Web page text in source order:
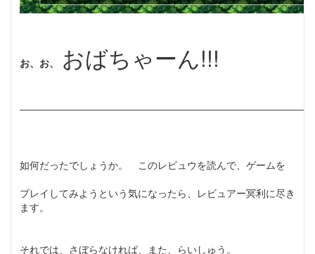
お、お、 おばちゃーん!!!
――――――――――――――――――――――――――――――
如何だったでしょうか。 このレビュウを読んで、ゲームを
プレイしてみようという気になったら、レビュアー冥利に尽き
ます。
それでは、さぼらなければ、また、らいしゅう。